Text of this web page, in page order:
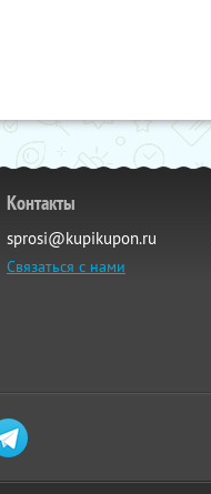
Контакты
sprosi@kupikupon.ru
Связаться с нами